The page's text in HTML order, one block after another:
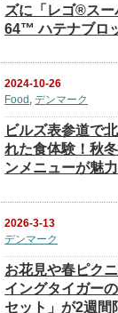
ズに「レゴ®スー
64™ ハテナブロ
2024-10-26
Food ,デンマーク
ビルズ表参道で
れた食体験！秋
ンメニューが魅力
2026-3-13
デンマーク
お花見や春ピク
イングタイガー
セット」が2週間